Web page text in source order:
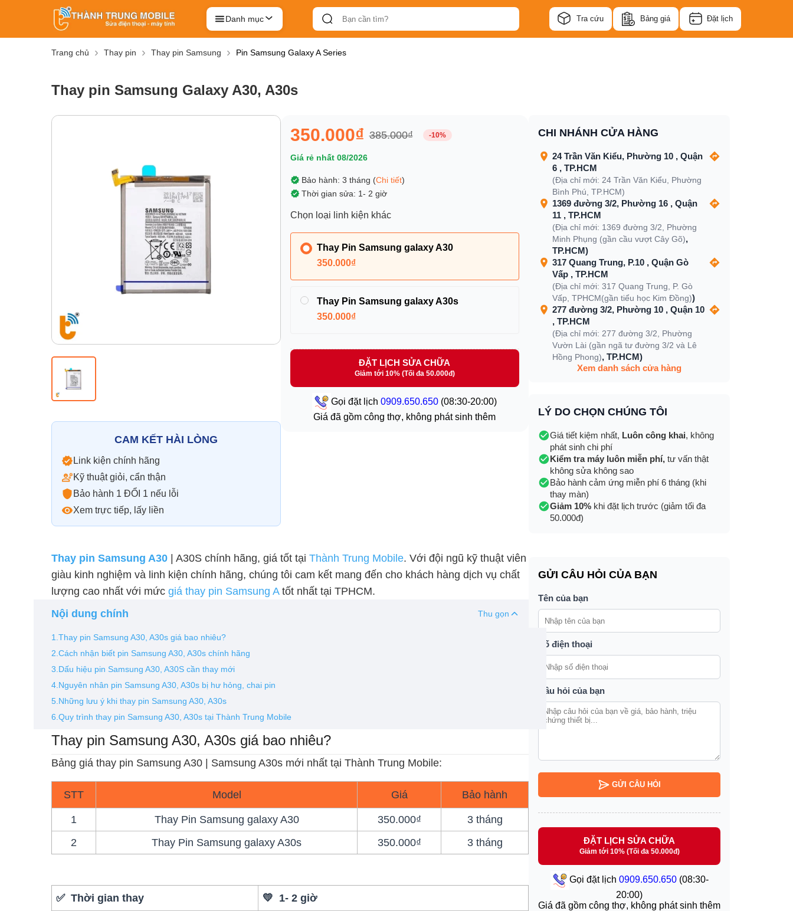
Danh mục Tra cứu Bảng giá Đặt lịch
Trang chủ Thay pin Thay pin Samsung Pin Samsung Galaxy A Series
Thay pin Samsung Galaxy A30, A30s
CAM KẾT HÀI LÒNG
Link kiện chính hãng
Kỹ thuật giỏi, cẩn thận
Bảo hành 1 ĐỔI 1 nếu lỗi
Xem trực tiếp, lấy liền
350.000₫ 385.000₫ -10%
Giá rẻ nhất 08/2026
Bảo hành: 3 tháng (Chi tiết)
Thời gian sửa: 1- 2 giờ
Chọn loại linh kiện khác
Thay Pin Samsung galaxy A30
350.000₫
Thay Pin Samsung galaxy A30s
350.000₫
ĐẶT LỊCH SỬA CHỮA
Giảm tới 10% (Tối đa 50.000đ)
Gọi đặt lịch0909.650.650 (08:30-20:00)
Giá đã gồm công thợ, không phát sinh thêm
Thay pin Samsung A30 | A30S chính hãng, giá tốt tại Thành Trung Mobile. Với đội ngũ kỹ thuật viên
giàu kinh nghiệm và linh kiện chính hãng, chúng tôi cam kết mang đến cho khách hàng dịch vụ chất
lượng cao nhất với mức giá thay pin Samsung Atốt nhất tại TPHCM.
Nội dung chính
Thu gọn
1.Thay pin Samsung A30, A30s giá bao nhiêu?
2.Cách nhận biết pin Samsung A30, A30s chính hãng
3.Dấu hiệu pin Samsung A30, A30S cần thay mới
4.Nguyên nhân pin Samsung A30, A30s bị hư hỏng, chai pin
5.Những lưu ý khi thay pin Samsung A30, A30s
6.Quy trình thay pin Samsung A30, A30s tại Thành Trung Mobile
Thay pin Samsung A30, A30s giá bao nhiêu?
Bảng giá thay pin Samsung A30 | Samsung A30s mới nhất tại Thành Trung Mobile:
STT Model Giá Bảo hành
1 Thay Pin Samsung galaxy A30 350.000₫
3 tháng
2
Thay Pin Samsung galaxy A30s 350.000₫ 3 tháng
✅ Thời gian thay 💛 1- 2 giờ
CHI NHÁNH CỬA HÀNG
24 Trần Văn Kiểu, Phường 10 , Quận
6 , TP.HCM
(Địa chỉ mới: 24 Trần Văn Kiểu, Phường
Bình Phú, TP.HCM)
1369 đường 3/2, Phường 16 , Quận
11 , TP.HCM
(Địa chỉ mới: 1369 đường 3/2, Phường
Minh Phụng (gần cầu vượt Cây Gõ),
TP.HCM)
317 Quang Trung, P.10 , Quận Gò
Vấp , TP.HCM
(Địa chỉ mới: 317 Quang Trung, P. Gò
Vấp, TPHCM(gần tiểu học Kim Đồng))
277 đường 3/2, Phường 10 , Quận 10
, TP.HCM
(Địa chỉ mới: 277 đường 3/2, Phường
Vườn Lài (gần ngã tư đường 3/2 và Lê
Hồng Phong), TP.HCM)
Xem danh sách cửa hàng
LÝ DO CHỌN CHÚNG TÔI
Giá tiết kiệm nhất, Luôn công khai, không
phát sinh chi phí
Kiểm tra máy luôn miễn phí, tư vấn thật
không sửa không sao
Bảo hành cảm ứng miễn phí 6 tháng (khi
thay màn)
Giảm 10% khi đặt lịch trước (giảm tối đa
50.000đ)
GỬI CÂU HỎI CỦA BẠN
Tên của bạn
Số điện thoại
Câu hỏi của bạn
GỬI CÂU HỎI
ĐẶT LỊCH SỬA CHỮA
Giảm tới 10% (Tối đa 50.000đ)
Gọi đặt lịch 0909.650.650(08:30-
20:00)
Giá đã gồm công thợ, không phát sinh thêm